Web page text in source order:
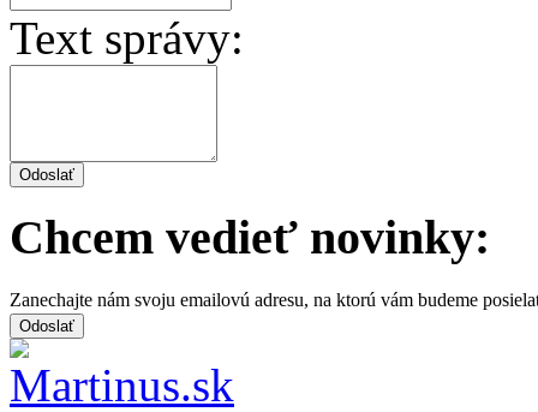
Text správy:
Chcem vedieť novinky:
Zanechajte nám svoju emailovú adresu, na ktorú vám budeme